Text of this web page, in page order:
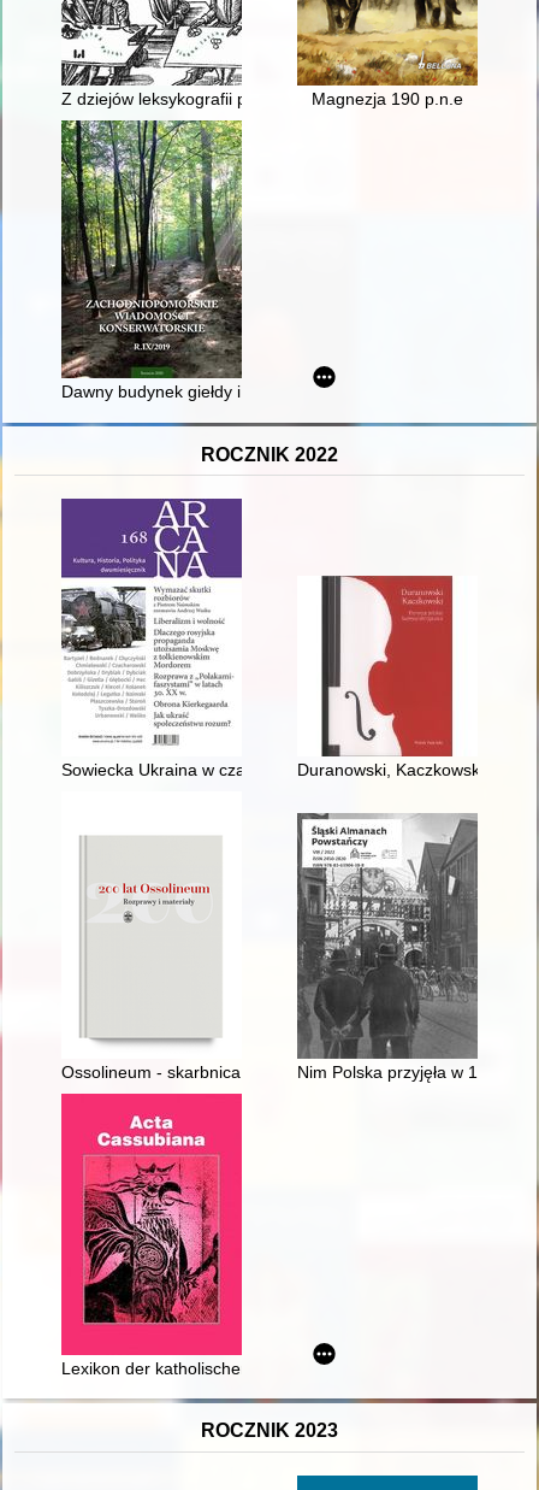
Z dziejów leksykografii polsko-łacińskiej : szkice o
Magnezja 190 p.n.e
Dawny budynek giełdy i jej sąsiedztwo : historyczne i
ROCZNIK 2022
Sowiecka Ukraina w czasie Wielkiego Głodu i rozprawy z
Duranowski, Kaczkowski :
Ossolineum - skarbnica literatury : jak w latach 1946-1990
Nim Polska przyjęła w 1922
Lexikon der katholischen Bischöfe im Polen des Goldenen
ROCZNIK 2023